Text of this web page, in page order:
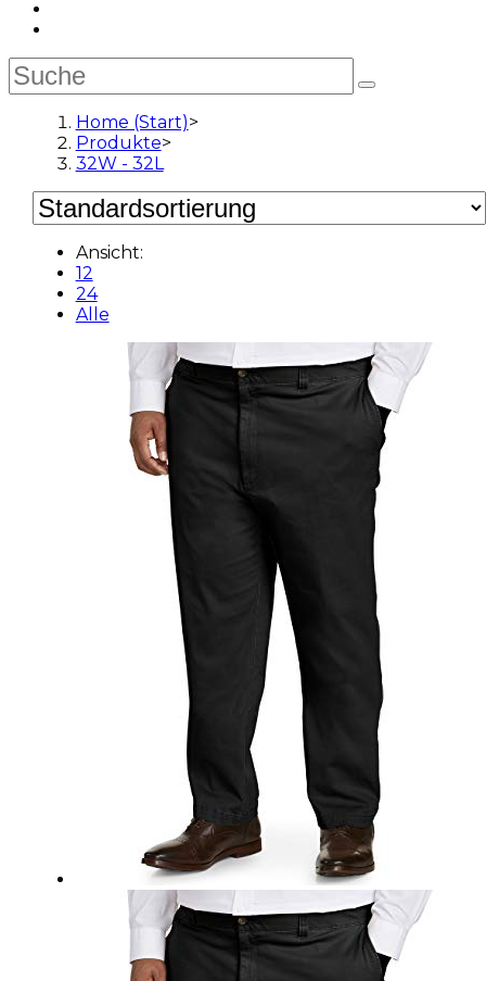
Home (Start)>
Produkte>
32W - 32L
Ansicht:
12
24
Alle